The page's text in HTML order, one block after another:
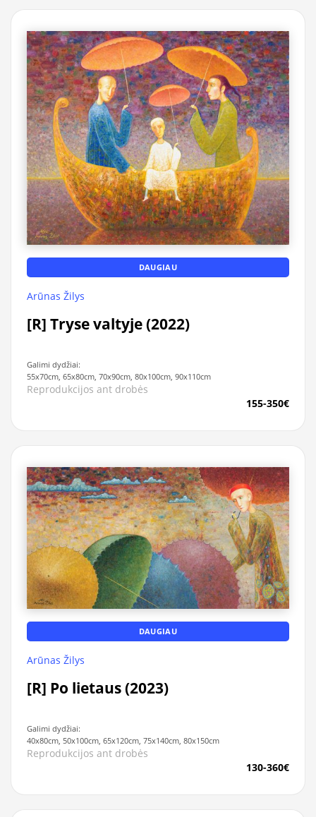
DAUGIAU
Arūnas Žilys
[R] Tryse valtyje (2022)
Galimi dydžiai:
55x70cm, 65x80cm, 70x90cm, 80x100cm, 90x110cm
Reprodukcijos ant drobės
155-350€
DAUGIAU
Arūnas Žilys
[R] Po lietaus (2023)
Galimi dydžiai:
40x80cm, 50x100cm, 65x120cm, 75x140cm, 80x150cm
Reprodukcijos ant drobės
130-360€